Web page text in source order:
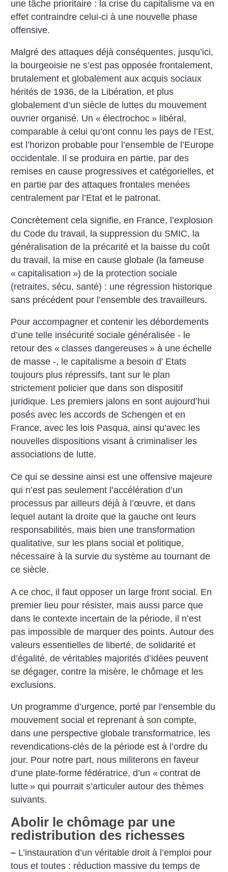
une tâche prioritaire : la crise du capitalisme va en
effet contraindre celui-ci à une nouvelle phase
offensive.
Malgré des attaques déjà conséquentes, jusqu’ici,
la bourgeoisie ne s’est pas opposée frontalement,
brutalement et globalement aux acquis sociaux
hérités de 1936, de la Libération, et plus
globalement d’un siècle de luttes du mouvement
ouvrier organisé. Un « électrochoc » libéral,
comparable à celui qu’ont connu les pays de l’Est,
est l’horizon probable pour l’ensemble de l’Europe
occidentale. Il se produira en partie, par des
remises en cause progressives et catégorielles, et
en partie par des attaques frontales menées
centralement par l’Etat et le patronat.
Concrètement cela signifie, en France, l’explosion
du Code du travail, la suppression du SMIC, la
généralisation de la précarité et la baisse du coût
du travail, la mise en cause globale (la fameuse
« capitalisation ») de la protection sociale
(retraites, sécu, santé) : une régression historique
sans précédent pour l’ensemble des travailleurs.
Pour accompagner et contenir les débordements
d’une telle insécurité sociale généralisée - le
retour des « classes dangereuses » à une échelle
de masse -, le capitalisme a besoin d’ Etats
toujours plus répressifs, tant sur le plan
strictement policier que dans son dispositif
juridique. Les premiers jalons en sont aujourd’hui
posés avec les accords de Schengen et en
France, avec les lois Pasqua, ainsi qu’avec les
nouvelles dispositions visant à criminaliser les
associations de lutte.
Ce qui se dessine ainsi est une offensive majeure
qui n’est pas seulement l’accélération d’un
processus par ailleurs déjà à l’œuvre, et dans
lequel autant la droite que la gauche ont leurs
responsabilités, mais bien une transformation
qualitative, sur les plans social et politique,
nécessaire à la survie du système au tournant de
ce siècle.
A ce choc, il faut opposer un large front social. En
premier lieu pour résister, mais aussi parce que
dans le contexte incertain de la période, il n’est
pas impossible de marquer des points. Autour des
valeurs essentielles de liberté, de solidarité et
d’égalité, de véritables majorités d’idées peuvent
se dégager, contre la misère, le chômage et les
exclusions.
Un programme d’urgence, porté par l’ensemble du
mouvement social et reprenant à son compte,
dans une perspective globale transformatrice, les
revendications-clés de la période est à l’ordre du
jour. Pour notre part, nous militerons en faveur
d’une plate-forme fédératrice, d’un « contrat de
lutte » qui pourrait s’articuler autour des thèmes
suivants.
Abolir le chômage par une
redistribution des richesses
– L’instauration d’un véritable droit à l’emploi pour
tous et toutes : réduction massive du temps de